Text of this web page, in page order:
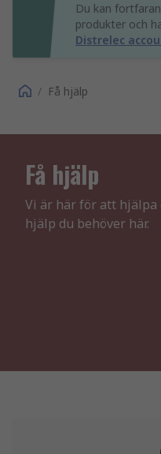
Du kan
produkter och
Distrelec
/ Få hjälp
Få hjälp
Vi är här för att hjälpa
hjälp du behöver här.